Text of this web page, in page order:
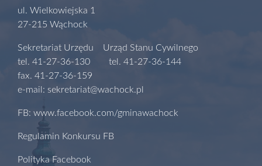
ul. Wielkowiejska 1
27-215 Wąchock
Sekretariat Urzędu Urząd Stanu Cywilnego
tel. 41-27-36-130 tel. 41-27-36-144
fax. 41-27-36-159
e-mail: sekretariat@wachock.pl
FB: www.facebook.com/gminawachock
Regulamin Konkursu FB
Polityka Facebook